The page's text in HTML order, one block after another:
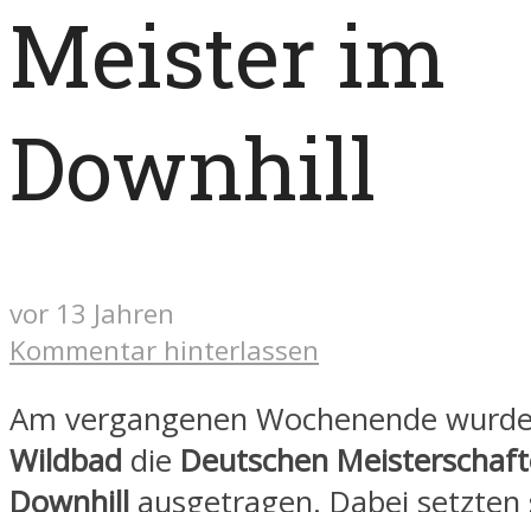
Meister im
Downhill
vor 13 Jahren
Kommentar hinterlassen
Am vergangenen Wochenende
Wildbad die Deutschen
Downhill ausgetragen. Dabei